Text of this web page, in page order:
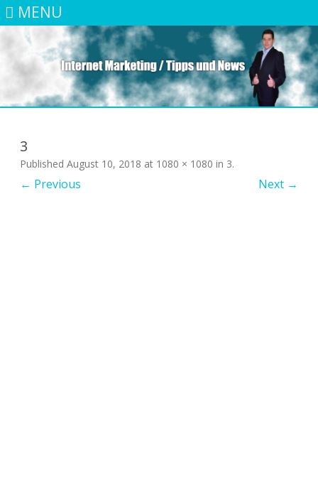
MENU
3
Published August 10, 2018 at 1080 × 1080 in 3.
← Previous Next →